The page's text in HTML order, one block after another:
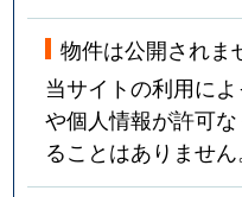
物件は公開されま
当サイトの利用に
や個人情報が許可
ることはありません